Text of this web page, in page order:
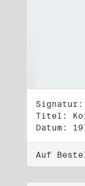
Signatur:
Titel:
Datum:
Auf